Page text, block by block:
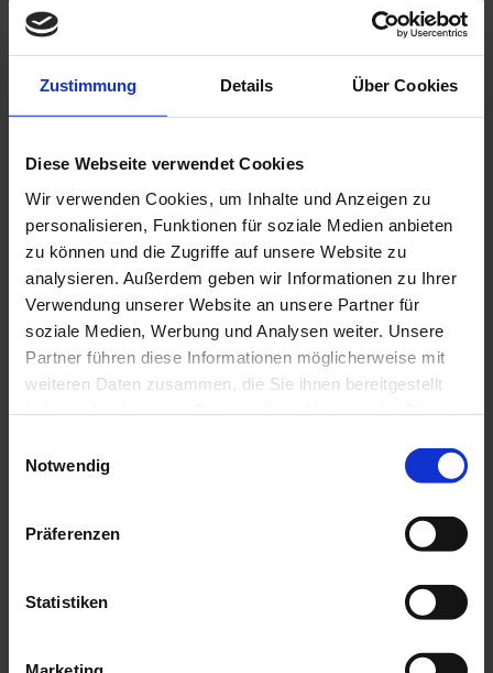
Zustimmung Details Über Cookies
Diese Webseite verwendet Cookies
Wir verwenden Cookies, um Inhalte und Anzeigen zu
personalisieren, Funktionen für soziale Medien anbieten
zu können und die Zugriffe auf unsere Website zu
analysieren. Außerdem geben wir Informationen zu Ihrer
Verwendung unserer Website an unsere Partner für
soziale Medien, Werbung und Analysen weiter. Unsere
Partner führen diese Informationen möglicherweise mit
weiteren Daten zusammen, die Sie ihnen bereitgestellt
Mit dem Klick auf "Alles zulassen" erklären Sie sich
beschriebenen Cookies und anderen Technologien auf
und somit Ihre personenbezogenen Daten verarbeitet
werden. In Übereinstimmung mit Art. 49 I DSGVO geben
Notwendig
Präferenzen
Statistiken
absolut
überzeugend.
Raum Berlin.“
Unsere Galerie
Eine kleine Auswahl unserer Projekte